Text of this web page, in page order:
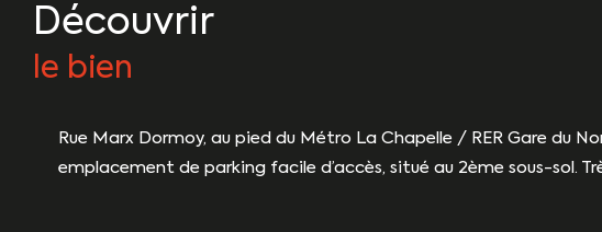
découvrir
le bien
Rue Marx Dormoy, au pied du Métro La Chapelle / RER Gare du
emplacement de parking facile d’accès, situé au 2ème sous-sol.